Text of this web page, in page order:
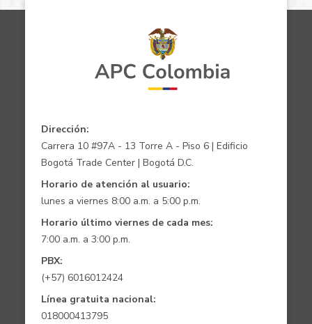
Dirección:
Carrera 10 #97A - 13 Torre A - Piso 6 | Edificio
Bogotá Trade Center | Bogotá D.C.
Horario de atención al usuario:
lunes a viernes 8:00 a.m. a 5:00 p.m.
Horario último viernes de cada mes:
7:00 a.m. a 3:00 p.m.
PBX:
(+57) 6016012424
Línea gratuita nacional:
018000413795